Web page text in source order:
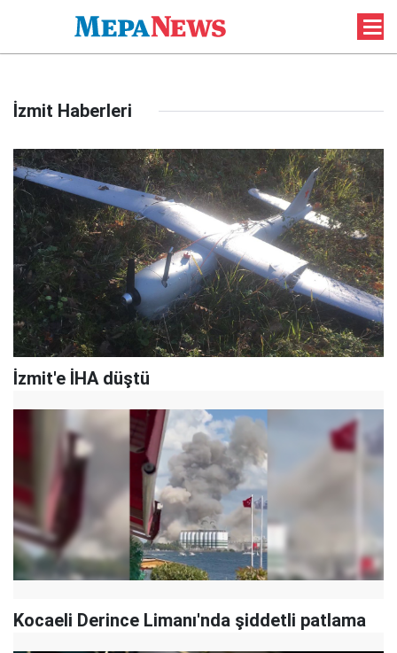
İzmit Haberleri
İzmit'e İHA düştü
Kocaeli Derince Limanı'nda şiddetli patlama